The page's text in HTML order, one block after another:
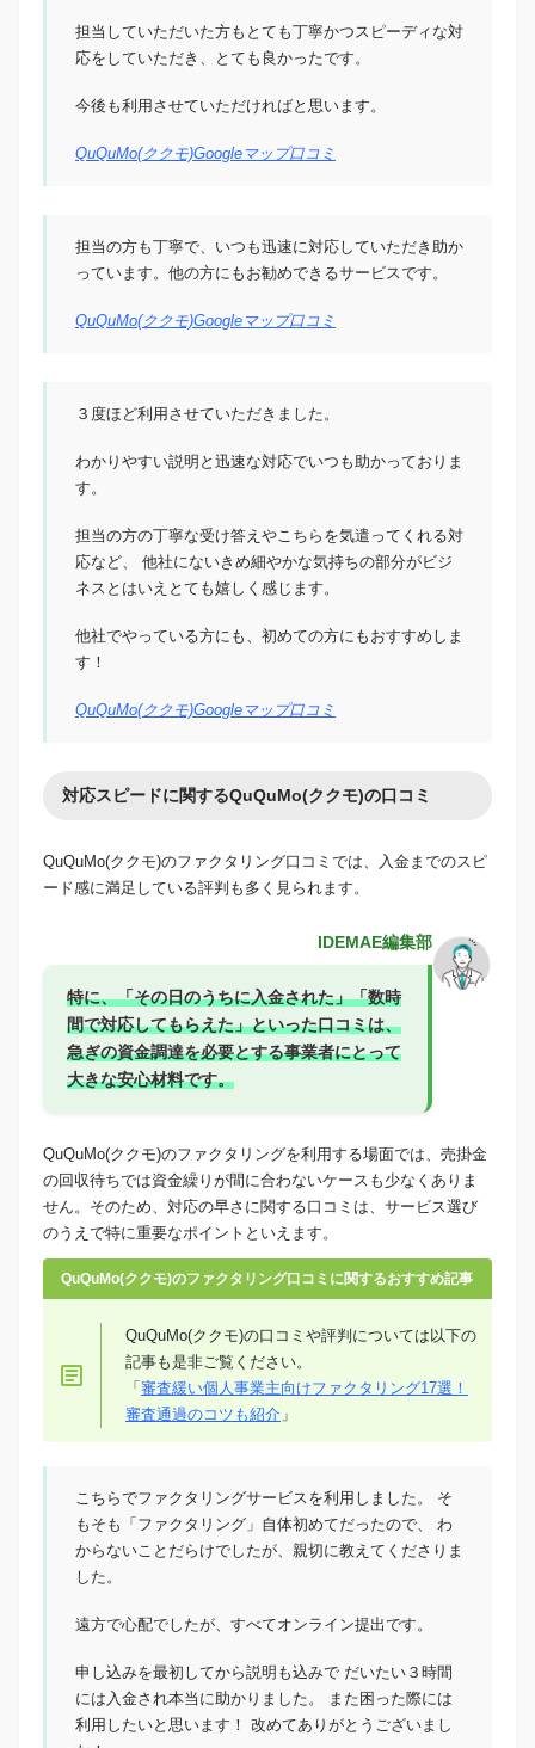
担当していただいた方もとても丁寧かつスピーディな対
応をしていただき、とても良かったです。
今後も利用させていただければと思います。
QuQuMo(ククモ)Googleマップ口コミ
担当の方も丁寧で、いつも迅速に対応していただき助か
っています。他の方にもお勧めできるサービスです。
QuQuMo(ククモ)Googleマップ口コミ
３度ほど利用させていただきました。
わかりやすい説明と迅速な対応でいつも助かっておりま
す。
担当の方の丁寧な受け答えやこちらを気遣ってくれる対
応など、 他社にないきめ細やかな気持ちの部分がビジ
ネスとはいえとても嬉しく感じます。
他社でやっている方にも、初めての方にもおすすめしま
す！
QuQuMo(ククモ)Googleマップ口コミ
対応スピードに関するQuQuMo(ククモ)の口コミ
QuQuMo(ククモ)のファクタリング口コミでは、入金までのスピ
ード感に満足している評判も多く見られます。
IDEMAE編集部
特に、「その日のうちに入金された」「数時
間で対応してもらえた」といった口コミは、
急ぎの資金調達を必要とする事業者にとって
大きな安心材料です。
QuQuMo(ククモ)のファクタリングを利用する場面では、売掛金
の回収待ちでは資金繰りが間に合わないケースも少なくありま
せん。そのため、対応の早さに関する口コミは、サービス選び
のうえで特に重要なポイントといえます。
QuQuMo(ククモ)のファクタリング口コミに関するおすすめ記事
QuQuMo(ククモ)の口コミや評判については以下の
記事も是非ご覧ください。
「審査緩い個人事業主向けファクタリング17選！
審査通過のコツも紹介 」
こちらでファクタリングサービスを利用しました。 そ
もそも「ファクタリング」自体初めてだったので、 わ
からないことだらけでしたが、親切に教えてくださりま
した。
遠方で心配でしたが、すべてオンライン提出です。
申し込みを最初してから説明も込みで だいたい３時間
には入金され本当に助かりました。 また困った際には
利用したいと思います！ 改めてありがとうございまし